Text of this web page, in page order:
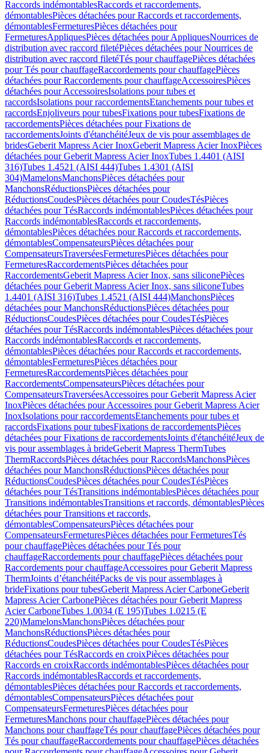
Raccords indémontablesRaccords et raccordements,
démontablesPièces détachées pour Raccords et raccordements,
démontablesFermeturesPièces détachées pour
FermeturesAppliquesPièces détachées pour AppliquesNourrices de
distribution avec raccord filetéPièces détachées pour Nourrices de
distribution avec raccord filetéTés pour chauffagePièces détachées
pour Tés pour chauffageRaccordements pour chauffagePièces
détachées pour Raccordements pour chauffageAccessoiresPièces
détachées pour AccessoiresIsolations pour tubes et
raccordsIsolations pour raccordementsEtanchements pour tubes et
raccordsEnjoliveurs pour tubesFixations pour tubesFixations de
raccordementsPièces détachées pour Fixations de
raccordementsJoints d'étanchéitéJeux de vis pour assemblages de
bridesGeberit Mapress Acier InoxGeberit Mapress Acier InoxPièces
détachées pour Geberit Mapress Acier InoxTubes 1.4401 (AISI
316)Tubes 1.4521 (AISI 444)Tubes 1.4301 (AISI
304)MamelonsManchonsPièces détachées pour
ManchonsRéductionsPièces détachées pour
RéductionsCoudesPièces détachées pour CoudesTésPièces
détachées pour TésRaccords indémontablesPièces détachées pour
Raccords indémontablesRaccords et raccordements,
démontablesPièces détachées pour Raccords et raccordements,
démontablesCompensateursPièces détachées pour
CompensateursTraverséesFermeturesPièces détachées pour
FermeturesRaccordementsPièces détachées pour
RaccordementsGeberit Mapress Acier Inox, sans siliconePièces
détachées pour Geberit Mapress Acier Inox, sans siliconeTubes
1.4401 (AISI 316)Tubes 1.4521 (AISI 444)ManchonsPièces
détachées pour ManchonsRéductionsPièces détachées pour
RéductionsCoudesPièces détachées pour CoudesTésPièces
détachées pour TésRaccords indémontablesPièces détachées pour
Raccords indémontablesRaccords et raccordements,
démontablesPièces détachées pour Raccords et raccordements,
démontablesFermeturesPièces détachées pour
FermeturesRaccordementsPièces détachées pour
RaccordementsCompensateursPièces détachées pour
CompensateursTraverséesAccessoires pour Geberit Mapress Acier
InoxPièces détachées pour Accessoires pour Geberit Mapress Acier
InoxIsolations pour raccordementsEtanchements pour tubes et
raccordsFixations pour tubesFixations de raccordementsPièces
détachées pour Fixations de raccordementsJoints d'étanchéitéJeux de
vis pour assemblages à brideGeberit Mapress ThermTubes
ThermRaccordsPièces détachées pour RaccordsManchonsPièces
détachées pour ManchonsRéductionsPièces détachées pour
RéductionsCoudesPièces détachées pour CoudesTésPièces
détachées pour TésTransitions indémontablesPièces détachées pour
Transitions indémontablesTransitions et raccords, démontablesPièces
détachées pour Transitions et raccords,
démontablesCompensateursPièces détachées pour
CompensateursFermeturesPièces détachées pour FermeturesTés
pour chauffagePièces détachées pour Tés pour
chauffageRaccordements pour chauffagePièces détachées pour
Raccordements pour chauffageAccessoires pour Geberit Mapress
ThermJoints d’étanchéitéPacks de vis pour assemblages à
brideFixations pour tubesGeberit Mapress Acier CarboneGeberit
Mapress Acier CarbonePièces détachées pour Geberit Mapress
Acier CarboneTubes 1.0034 (E 195)Tubes 1.0215 (E
220)MamelonsManchonsPièces détachées pour
ManchonsRéductionsPièces détachées pour
RéductionsCoudesPièces détachées pour CoudesTésPièces
détachées pour TésRaccords en croixPièces détachées pour
Raccords en croixRaccords indémontablesPièces détachées pour
Raccords indémontablesRaccords et raccordements,
démontablesPièces détachées pour Raccords et raccordements,
démontablesCompensateursPièces détachées pour
CompensateursFermeturesPièces détachées pour
FermeturesManchons pour chauffagePièces détachées pour
Manchons pour chauffageTés pour chauffagePièces détachées pour
Tés pour chauffageRaccordements pour chauffagePièces détachées